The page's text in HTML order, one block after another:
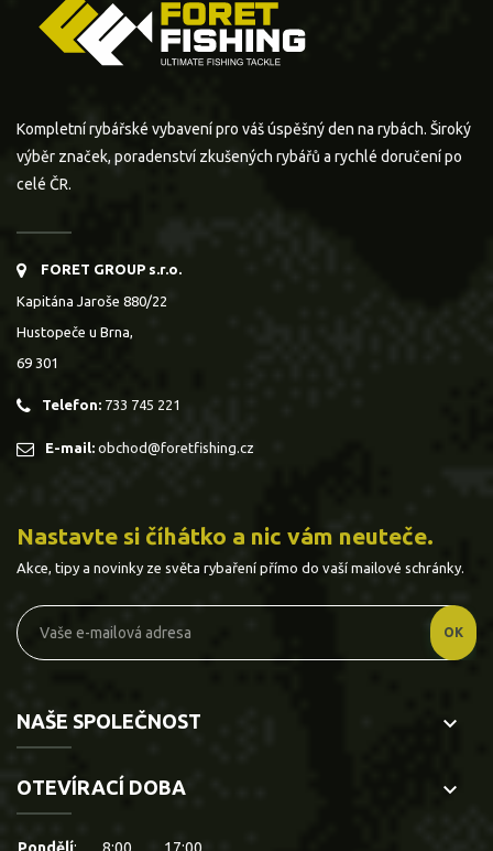
Kompletní rybářské vybavení pro váš úspěšný den na rybách. Široký
výběr značek, poradenství zkušených rybářů a rychlé doručení po
celé ČR.
FORET GROUP s.r.o.
Kapitána Jaroše 880/22
Hustopeče u Brna,
69 301
Telefon: 733 745 221
E-mail: obchod@foretfishing.cz
Nastavte si číhátko a nic vám neuteče.
Akce, tipy a novinky ze světa rybaření přímo do vaší mailové schránky.
NAŠE SPOLEČNOST keyboard_arrow_down
OTEVÍRACÍ DOBA keyboard_arrow_down
Pondělí: 8:00 17:00